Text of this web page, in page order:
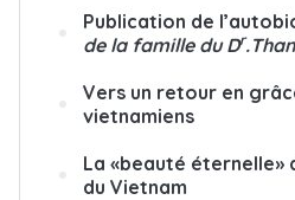
Publication de
de la famille du Dr
Vers un retour en
vietnamiens
La «beauté éternelle»
du Vietnam